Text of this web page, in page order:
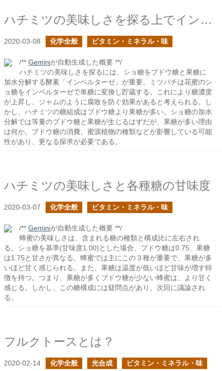
ハチミツの美味しさを探る上でインベルターゼが重要であるはず
2020-03-08 化学全般 ビタミン・ミネラル・味
/** Geminiが自動生成した概要 **/
ハチミツの美味しさを探るには、ショ糖をブドウ糖と果糖に
加水分解する酵素「インベルターゼ」が重要。ミツバチは花蜜のシ
ョ糖をインベルターゼで単糖に変換し貯蔵する。これにより糖濃度
が上昇し、ジャムのように腐敗を防ぐ効果があると考えられる。し
かし、ハチミツの糖組成はブドウ糖より果糖が多い。ショ糖の加水
分解では等量のブドウ糖と果糖が生じるはずだが、果糖が多い理由
は何か。ブドウ糖の消費、蜜源植物の種類などが影響している可能
性があり、更なる探求が必要である。
ハチミツの美味しさと各種糖の甘味度
2020-03-07 化学全般 ビタミン・ミネラル・味
/** Geminiが自動生成した概要 **/
蜂蜜の美味しさは、含まれる糖の種類と構成比に左右され
る。ショ糖を基準(甘味度1.00)とした場合、ブドウ糖は0.75、果糖
は1.75と甘さが異なる。蜂蜜では主にこの３種が重要で、果糖が多
いほど甘く感じられる。また、果糖は温度が低いほど甘味が増す特
徴を持つ。つまり、果糖が多くブドウ糖が少ない蜂蜜は、より甘く
感じる。しかし、この糖構成には疑問点があり、次回に議論され
る。
フルクトースとは？
2020-02-14 化学全般 光合成 ビタミン・ミネラル・味